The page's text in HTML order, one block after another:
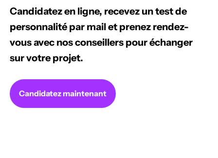
Candidatez en ligne, recevez un test de
personnalité par mail et prenez rendez-
vous avec nos conseillers pour échanger
sur votre projet.
Candidatez maintenant